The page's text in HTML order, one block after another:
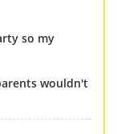
so my
wouldn't